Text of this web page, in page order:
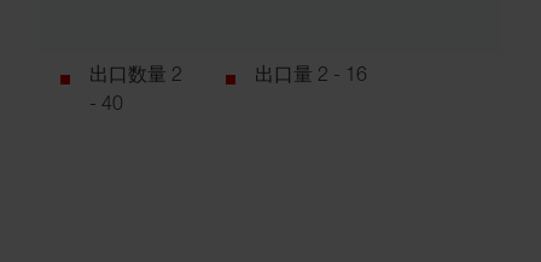
出口数量 2
- 40
出口量 2 - 16